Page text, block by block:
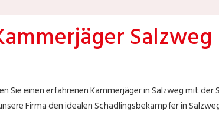
Salzweg
Sie einen erfahrenen Kammerjäger in Salzweg mit
Firma den idealen Schädlingsbekämpfer in